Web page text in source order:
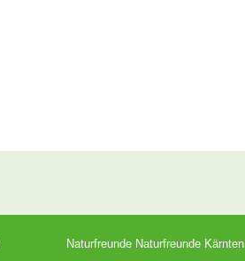
Naturfreunde Naturfreunde Kärnten